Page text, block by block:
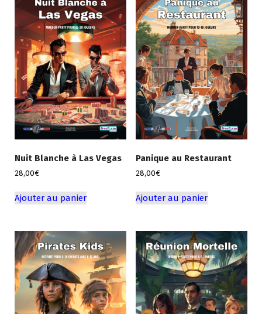
Nuit Blanche à Las Vegas
28,00€
Ajouter au panier
Panique au Restaurant
28,00€
Ajouter au panier